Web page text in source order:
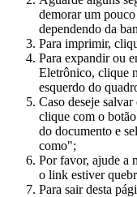
demorar um
dependendo da
Para imprimir,
Para expandir ou
Eletrônico, clique
esquerdo do
Caso deseje
clique com o
do documento e
como";
Por favor, ajude a
o link estiver
Para sair desta